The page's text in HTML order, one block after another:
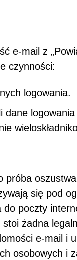
e-mail z
czynności:
logowania.
próba
się pod
do poczty
żadna
e-mail i
osobowych i